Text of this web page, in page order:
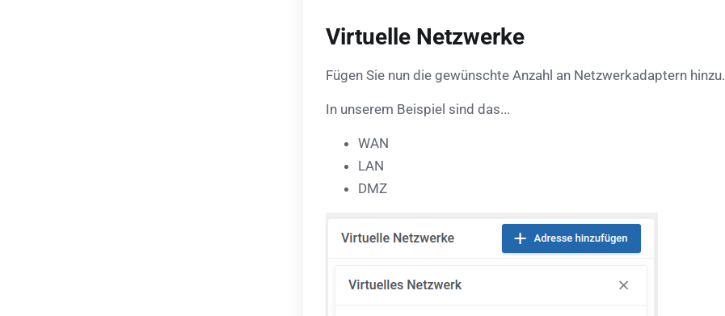
Virtuelle Netzwerke
Fügen Sie nun die gewünschte Anzahl an Netzwerkadaptern hinzu.
In unserem Beispiel sind das...
WAN
LAN
DMZ